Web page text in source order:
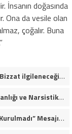
İnsanın doğasında
Ona da vesile olan
çoğalır. Buna
Eren Kaşıkçı’nın kızına Acun Ilıcalı sahip çıktı: Bizzat ilgileneceğim
Modern Çağın Görünmez Salgını: Başarı Düşmanlığı ve Narsistik Yükseliş
İbrahim Murat Gündüz’ün “Nizam Bir Gecede Kurulmadı” Mesajı Sosyal Medyada Geniş Yankı Uyandırdı